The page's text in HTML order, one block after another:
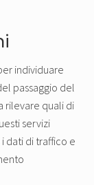
individuare
passaggio del
rilevare quali di
servizi
dati di traffico e